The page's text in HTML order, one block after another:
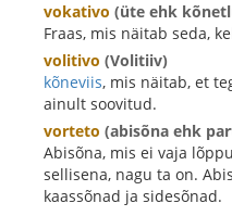
vokativo (üte ehk
Fraas, mis näitab seda,
volitivo (Volitiiv)
kõneviis, mis näitab, et
ainult soovitud.
vorteto (abisõna ehk
Abisõna, mis ei vaja
sellisena, nagu ta on.
kaassõnad ja sidesõnad.